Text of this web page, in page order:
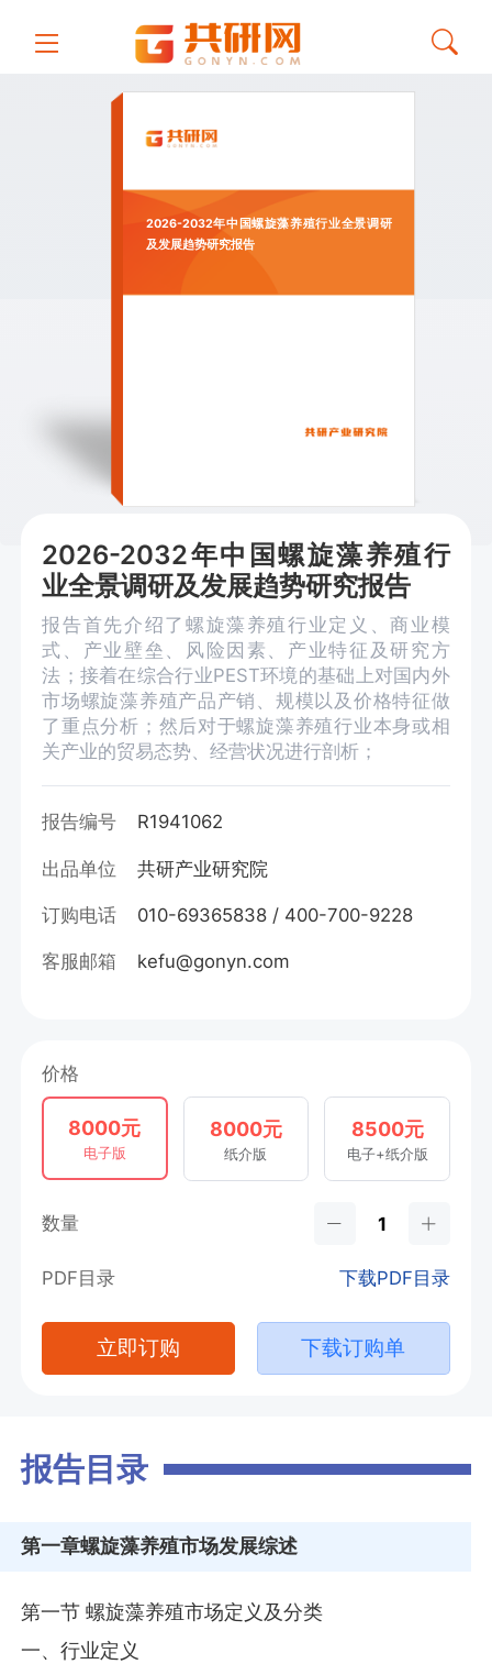
2026-2032年中国螺旋藻养殖行业全景调研
及发展趋势研究报告
2026-2032年中国螺旋藻养殖行
业全景调研及发展趋势研究报告
报告首先介绍了螺旋藻养殖行业定义、商业模
式、产业壁垒、风险因素、产业特征及研究方
法；接着在综合行业PEST环境的基础上对国内外
市场螺旋藻养殖产品产销、规模以及价格特征做
了重点分析；然后对于螺旋藻养殖行业本身或相
关产业的贸易态势、经营状况进行剖析；
报告编号 R1941062
出品单位 共研产业研究院
订购电话 010-69365838 / 400-700-9228
客服邮箱 kefu@gonyn.com
价格
8000元
电子版
8000元
纸介版
8500元
电子+纸介版
数量
PDF目录 下载PDF目录
立即订购 下载订购单
报告目录
第一章螺旋藻养殖市场发展综述
第一节 螺旋藻养殖市场定义及分类
一、行业定义